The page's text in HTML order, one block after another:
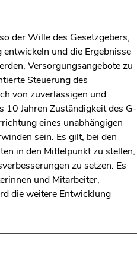
der Wille des Gesetzgebers,
und die Ergebnisse
Versorgungsangebote zu
Steuerung des
von zuverlässigen und
10 Jahren Zuständigkeit des G-
eines unabhängigen
sein. Es gilt, bei den
in den Mittelpunkt zu stellen,
zu setzen. Es
und Mitarbeiter,
die weitere Entwicklung